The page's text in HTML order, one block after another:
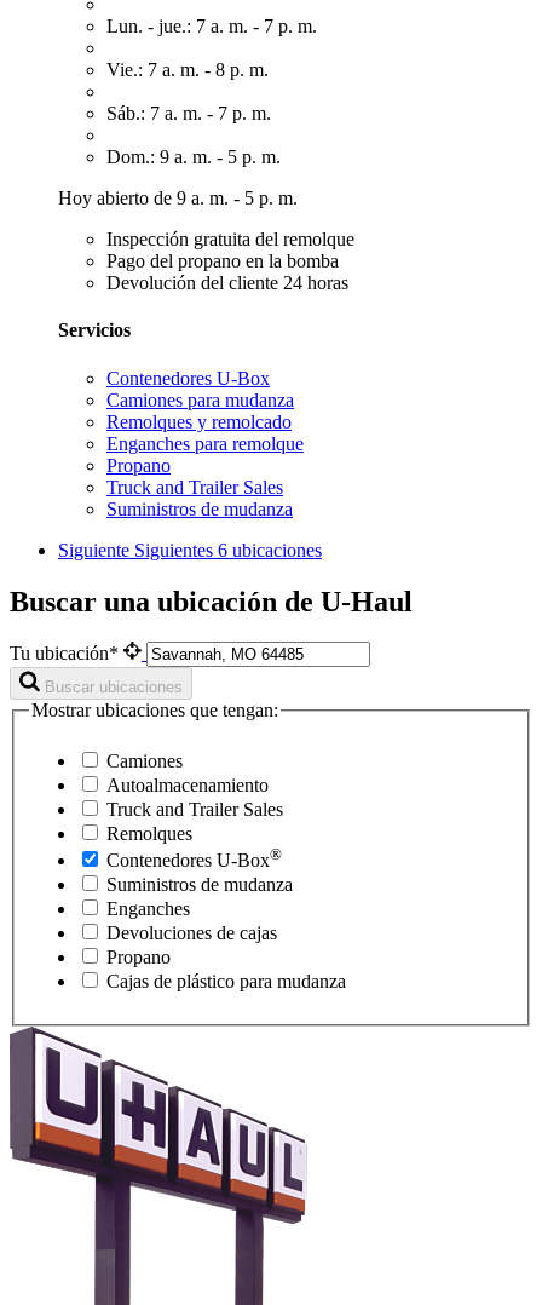
Lun. - jue.: 7 a. m. - 7 p. m.
Vie.: 7 a. m. - 8 p. m.
Sáb.: 7 a. m. - 7 p. m.
Dom.: 9 a. m. - 5 p. m.
Hoy abierto de 9 a. m. - 5 p. m.
Inspección gratuita del remolque
Pago del propano en la bomba
Devolución del cliente 24 horas
Servicios
Contenedores U-Box
Camiones para mudanza
Remolques y remolcado
Enganches para remolque
Propano
Truck and Trailer Sales
Suministros de mudanza
Siguiente Siguientes 6 ubicaciones
Buscar una ubicación de U-Haul
Tu ubicación*
Buscar ubicaciones
Mostrar ubicaciones que tengan:
Camiones
Autoalmacenamiento
Truck and Trailer Sales
Remolques
Contenedores U-Box®
Suministros de mudanza
Enganches
Devoluciones de cajas
Propano
Cajas de plástico para mudanza